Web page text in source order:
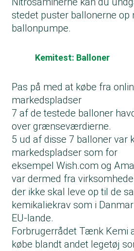
stedet puster ballonerne op
ballonpumpe.
Kemitest: Balloner
Pas på med at købe fra
markedspladser
7 af de testede balloner
over grænseværdierne.
5 ud af disse 7 balloner var
markedspladser som for
eksempel Wish.com og
var dermed fra
der ikke skal leve op til de
kemikaliekrav som i
EU-lande.
Forbrugerrådet Tænk Kemi
købe blandt andet legetøj